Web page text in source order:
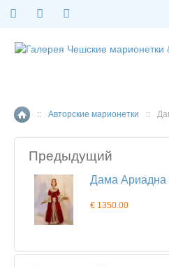
Главная страница
:: Авторские марионетки ::
Предыдущий
Дама Ариадна
€ 1350.00